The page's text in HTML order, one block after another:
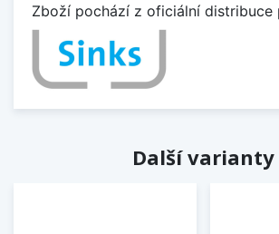
Zboží pochází z oficiální distribuce
Další varianty